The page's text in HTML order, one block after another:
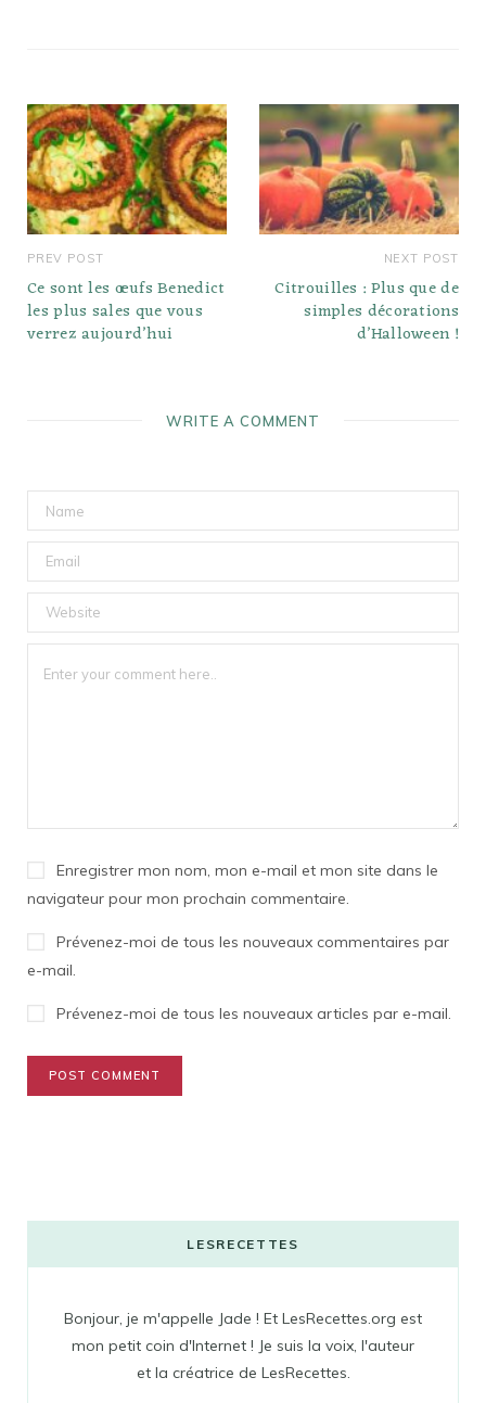
PREV POST
Ce sont les œufs Benedict
les plus sales que vous
verrez aujourd’hui
NEXT POST
Citrouilles : Plus que de
simples décorations
d’Halloween !
WRITE A COMMENT
Enregistrer mon nom, mon e-mail et mon site dans le
navigateur pour mon prochain commentaire.
Prévenez-moi de tous les nouveaux commentaires par
e-mail.
Prévenez-moi de tous les nouveaux articles par e-mail.
LESRECETTES
Bonjour, je m'appelle Jade ! Et LesRecettes.org est
mon petit coin d'Internet ! Je suis la voix, l'auteur
et la créatrice de LesRecettes.